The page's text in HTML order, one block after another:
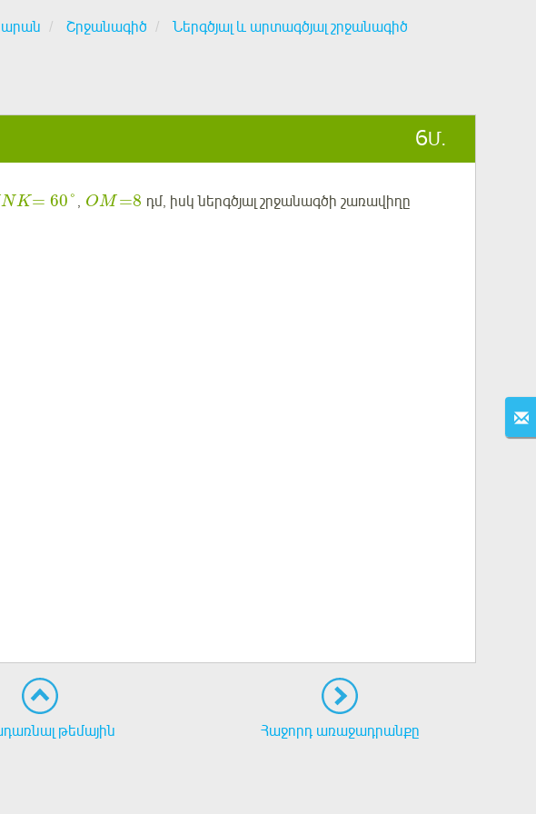
Շրջանագիծ Ներգծյալ և արտագծյալ շրջանագիծ
6Մ.
N K= 60° , OM =8 դմ, իսկ ներգծյալ շրջանագծի շառավիղը
թեմային Հաջորդ առաջադրանքը